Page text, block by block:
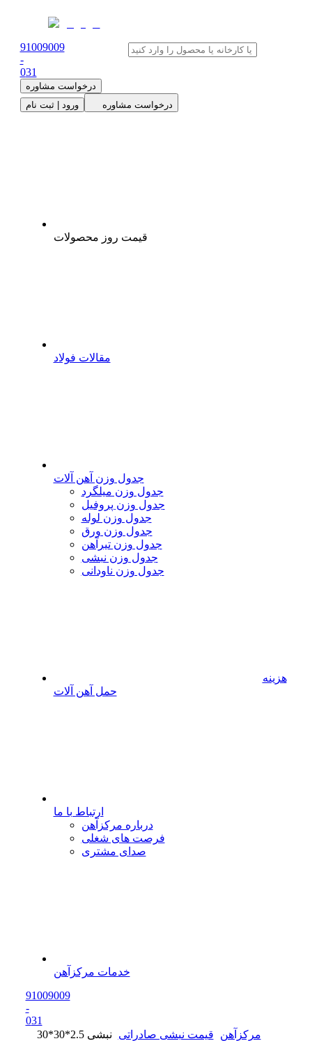
91009009
-
031
درخواست مشاوره
ورود | ثبت نام
درخواست مشاوره
قیمت روز محصولات
مقالات فولاد
جدول وزن آهن آلات
جدول وزن میلگرد
جدول وزن پروفیل
جدول وزن لوله
جدول وزن ورق
جدول وزن تیرآهن
جدول وزن نبشی
جدول وزن ناودانی
هزینه
حمل آهن آلات
ارتباط با ما
درباره مرکزآهن
فرصت های شغلی
صدای مشتری
خدمات مرکزآهن
91009009
-
031
مرکزآهن
قیمت نبشی صادراتی
نبشی 2.5*30*30